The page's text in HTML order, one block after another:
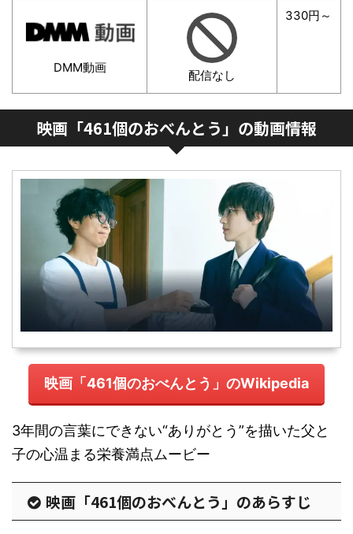
DMM動画
配信なし
330円～
映画「461個のおべんとう」の動画情報
映画「461個のおべんとう」のWikipedia
3年間の言葉にできない“ありがとう”を描いた父と
子の心温まる栄養満点ムービー
映画「461個のおべんとう」のあらすじ